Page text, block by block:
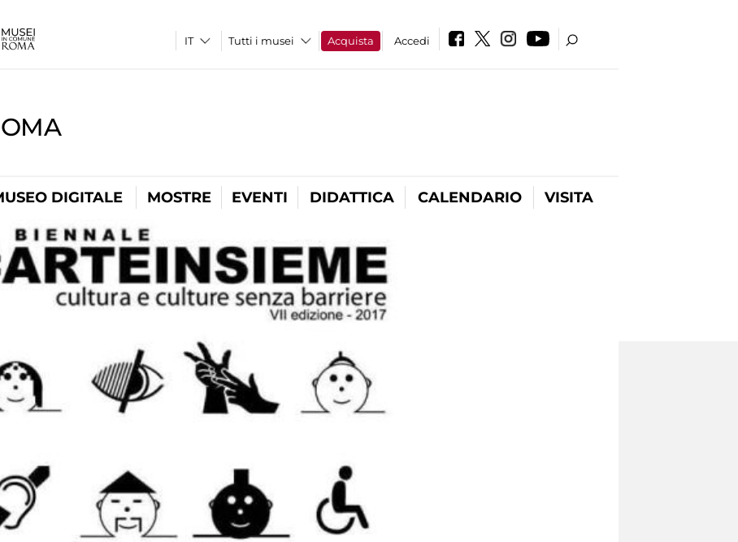
Tutti i musei Acquista Accedi
DIGITALE MOSTRE EVENTI DIDATTICA CALENDARIO VISITA